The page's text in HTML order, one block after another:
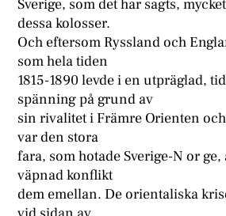
Sverige, som det har sagts,
dessa kolosser.
Och eftersom Ryssland och
som hela tiden
1815-1890 levde i en utpräglad,
spänning på grund av
sin rivalitet i Främre Orienten
var den stora
fara, som hotade Sverige-N or
väpnad konflikt
dem emellan. De orientaliska